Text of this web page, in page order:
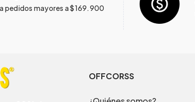
pedidos mayores a $169.900
OFFCORSS